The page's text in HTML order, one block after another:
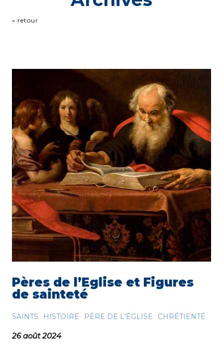
« retour
Pères de l’Eglise et Figures
de sainteté
SAINTS HISTOIRE PÈRE DE L'ÉGLISE CHRÉTIENTÉ
26 août 2024